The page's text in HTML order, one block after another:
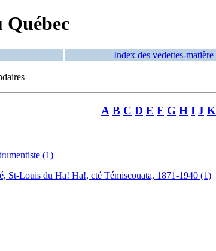
Index des vedettes-matière
A B C D E F G H I J K
(1)
St-Louis du Ha! Ha!, cté Témiscouata, 1871-1940 (1)